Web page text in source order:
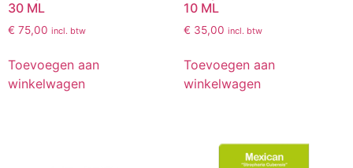
30 ML
€ 75,00 incl. btw
Toevoegen aan
winkelwagen
10 ML
€ 35,00 incl. btw
Toevoegen aan
winkelwagen